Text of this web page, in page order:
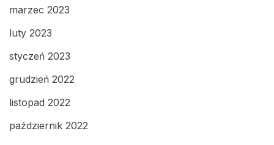
marzec 2023
luty 2023
styczeń 2023
grudzień 2022
listopad 2022
październik 2022